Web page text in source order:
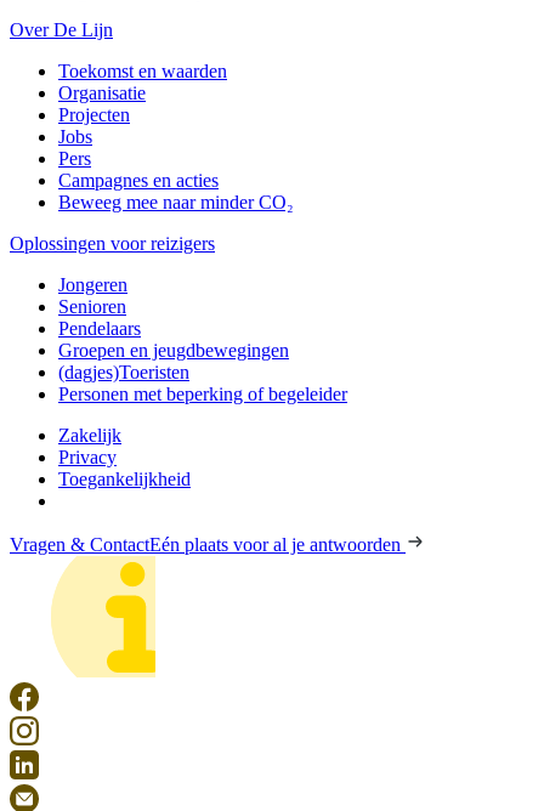
Over De Lijn
Toekomst en waarden
Organisatie
Projecten
Jobs
Pers
Campagnes en acties
Beweeg mee naar minder CO₂
Oplossingen voor reizigers
Jongeren
Senioren
Pendelaars
Groepen en jeugdbewegingen
(dagjes)Toeristen
Personen met beperking of begeleider
Zakelijk
Privacy
Toegankelijkheid
Vragen & ContactEén plaats voor al je antwoorden